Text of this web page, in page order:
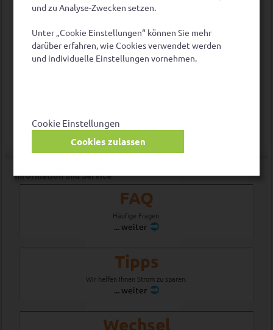
Probleme beim Wechsel?
Fragen zur Abrechnung
Information und Service
FAQ
Häufige Fragen.
... weiter
Tipps
Wir helfen Ihnen Strom zu sparen.
... weiter
Wechsel
und zu Analyse-Zwecken setzen.
Unter „Cookie Einstellungen“ können Sie mehr
darüber erfahren, wie Cookies verwendet werden
und individuelle Einstellungen vornehmen.
Cookie Einstellungen
Cookies zulassen